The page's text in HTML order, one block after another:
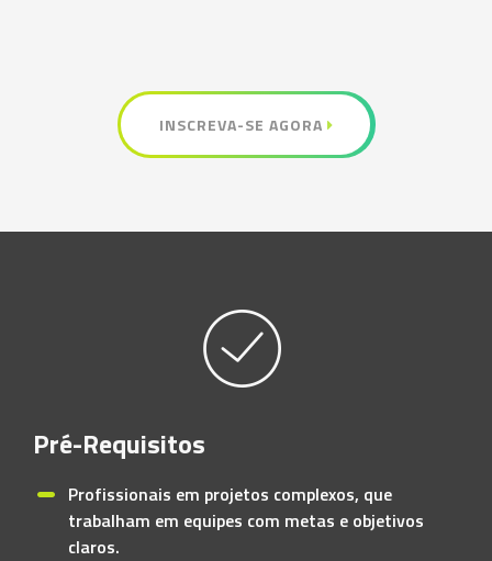
INSCREVA-SE AGORA
Pré-Requisitos
Profissionais em projetos complexos, que
trabalham em equipes com metas e objetivos
claros.